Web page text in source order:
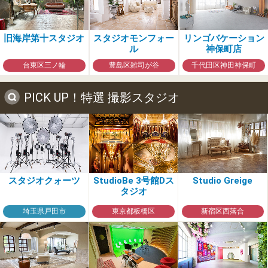
旧海岸第十スタジオ
台東区三ノ輪
スタジオモンフォー
ル
豊島区雑司が谷
リンゴバケーション
神保町店
千代田区神田神保町
PICK UP！特選 撮影スタジオ
スタジオクォーツ
埼玉県戸田市
StudioBe 3号館Dス
タジオ
東京都板橋区
Studio Greige
新宿区西落合